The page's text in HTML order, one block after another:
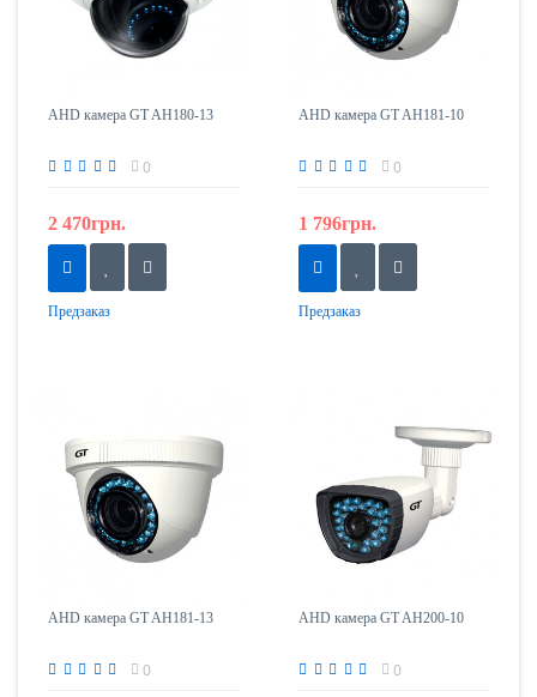
AHD камера GT AH180-13
0
2 470грн.
Предзаказ
AHD камера GT AH181-10
0
1 796грн.
Предзаказ
AHD камера GT AH181-13
0
AHD камера GT AH200-10
0